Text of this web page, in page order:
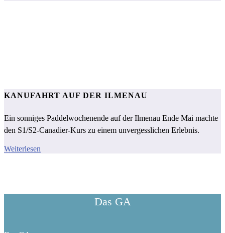
KANUFAHRT AUF DER ILMENAU
Ein sonniges Paddelwochenende auf der Ilmenau Ende Mai machte
den S1/S2-Canadier-Kurs zu einem unvergesslichen Erlebnis.
Weiterlesen
Das GA